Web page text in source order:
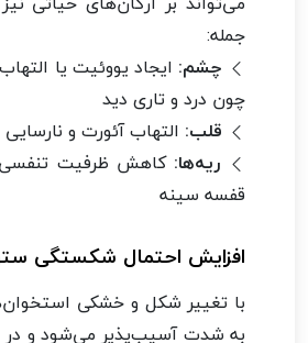
جمله:
چشم: ایجاد یووئیت یا
چون درد و تاری دید
قلب: التهاب آئورت و
ریه‌ها: کاهش ظرفیت
قفسه سینه
افزایش احتمال شکستگی
با تغییر شکل و خشکی
به شدت آسیب‌پذیر می‌شود و در